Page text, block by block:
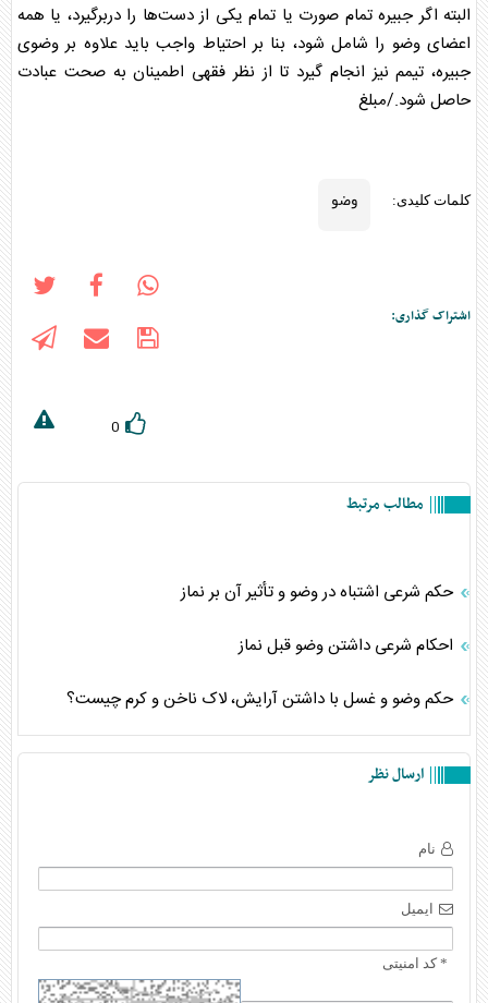
البته اگر جبیره تمام صورت یا تمام یکی از دست‌ها را دربرگیرد، یا همه
اعضایوضو را شامل شود، بنا بر احتیاط واجب باید علاوه بر وضوی
جبیره، تیمم نیز انجام گیرد تا از نظر فقهی اطمینان به صحت عبادت
حاصل شود./مبلغ
کلمات کلیدی: وضو
اشتراک گذاری:
0
مطالب مرتبط
حکم شرعی اشتباه در وضو و تأثیر آن بر نماز
احکام شرعی داشتن وضو قبل نماز
حکم وضو و غسل با داشتن آرایش، لاک ناخن و کرم چیست؟
ارسال نظر
نام
ایمیل
* کد امنیتی